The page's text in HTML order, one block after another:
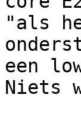
"als
een
Niets